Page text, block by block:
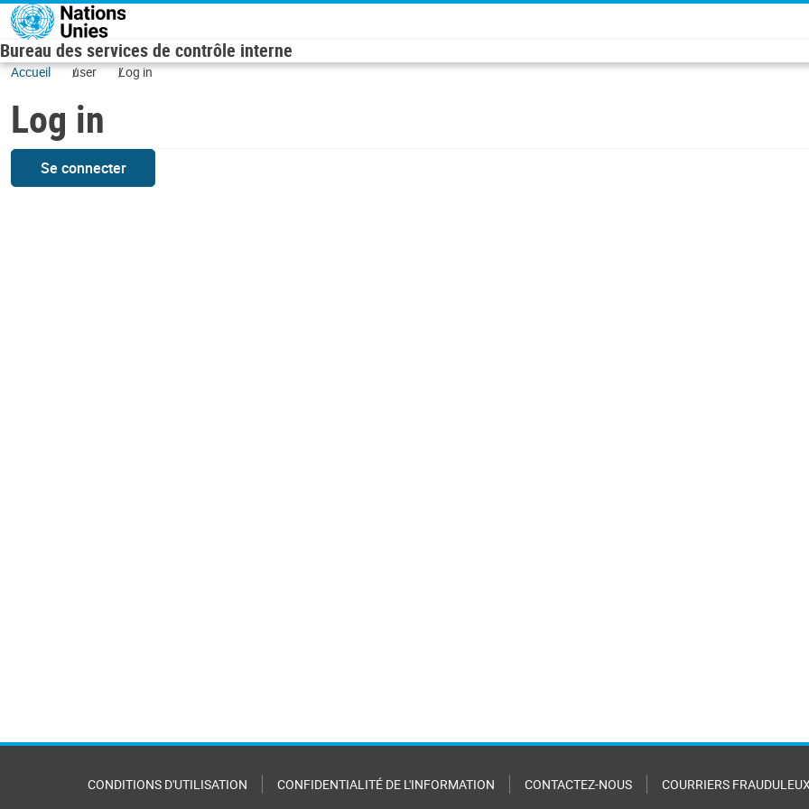
Skip to main content
Bureau des services de contrôle interne
Accueil user Log in
Log in
Se connecter
CONDITIONS D'UTILISATION CONFIDENTIALITÉ DE L'INFORMATION CONTACTEZ-NOUS COURRIERS